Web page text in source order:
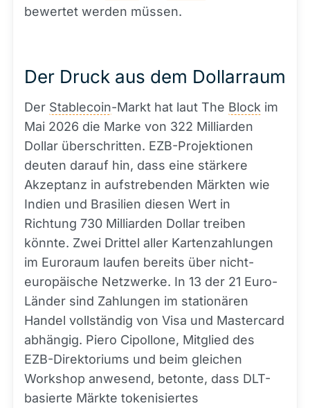
bewertet werden müssen.
Der Druck aus dem Dollarraum
Der Stablecoin-Markt hat laut The Block im
Mai 2026 die Marke von 322 Milliarden
Dollar überschritten. EZB-Projektionen
deuten darauf hin, dass eine stärkere
Akzeptanz in aufstrebenden Märkten wie
Indien und Brasilien diesen Wert in
Richtung 730 Milliarden Dollar treiben
könnte. Zwei Drittel aller Kartenzahlungen
im Euroraum laufen bereits über nicht-
europäische Netzwerke. In 13 der 21 Euro-
Länder sind Zahlungen im stationären
Handel vollständig von Visa und Mastercard
abhängig. Piero Cipollone, Mitglied des
EZB-Direktoriums und beim gleichen
Workshop anwesend, betonte, dass DLT-
basierte Märkte tokenisiertes